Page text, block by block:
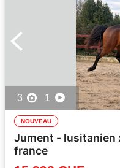
3 1
NOUVEAU
Jument - lusitanien
france